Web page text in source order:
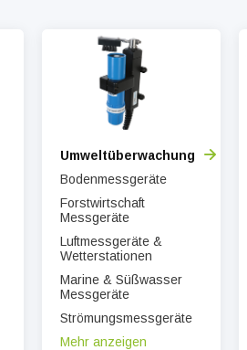
Umweltüberwachung
Bodenmessgeräte
Forstwirtschaft
Messgeräte
Luftmessgeräte &
Wetterstationen
Marine & Süßwasser
Messgeräte
Strömungsmessgeräte
Mehr anzeigen